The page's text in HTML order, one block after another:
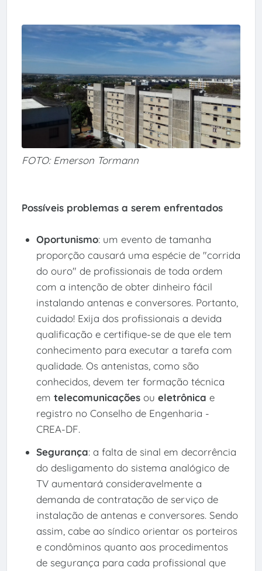
FOTO: Emerson Tormann
Possíveis problemas a serem enfrentados
Oportunismo: um evento de tamanha
proporção causará uma espécie de "corrida
do ouro" de profissionais de toda ordem
com a intenção de obter dinheiro fácil
instalando antenas e conversores. Portanto,
cuidado! Exija dos profissionais a devida
qualificação e certifique-se de que ele tem
conhecimento para executar a tarefa com
qualidade. Os antenistas, como são
conhecidos, devem ter formação técnica
em telecomunicaçõesou eletrônica e
registro no Conselho de Engenharia -
CREA-DF.
Segurança: a falta de sinal em decorrência
do desligamento do sistema analógico de
TV aumentará consideravelmente a
demanda de contratação de serviço de
instalação de antenas e conversores. Sendo
assim, cabe ao síndico orientar os porteiros
e condôminos quanto aos procedimentos
de segurança para cada profissional que